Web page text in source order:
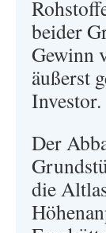
beider
Gewinn
äußerst
Investor.
Der
die